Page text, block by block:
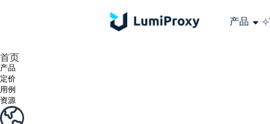
产品
首页
产品
定价
用例
资源